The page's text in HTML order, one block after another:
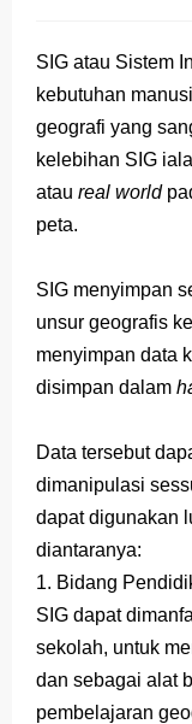
Pembahasan
Pembahasan
Bocoran 150 Bank
Bencana
Gratis, Pre Test
50 Latihan
Prediksi Soal
Latihan Soal TKA
STOP Belajar Geografi Pakai
Ebook Prediksi
3 Jurus Sakti
SIG atau Sistem
kebutuhan
geografi yang
kelebihan SIG
atau real world
peta.
SIG menyimpan
unsur geografis
menyimpan data
disimpan dalam
Data tersebut
dimanipulasi
dapat digunakan
diantaranya:
1. Bidang
SIG dapat
sekolah, untuk
dan sebagai alat
pembelajaran